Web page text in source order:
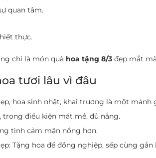
quan tâm.
thực.
chỉ là món quà hoa tặng 8/3 đẹp mắt
tươi lâu vì đâu
hoa sinh nhật, khai trương là một
trong điều kiện mát mẻ, đủ nắng.
tình cảm mặn nồng hơn.
Tặng hoa để đồng nghiệp, sếp cùng gắn